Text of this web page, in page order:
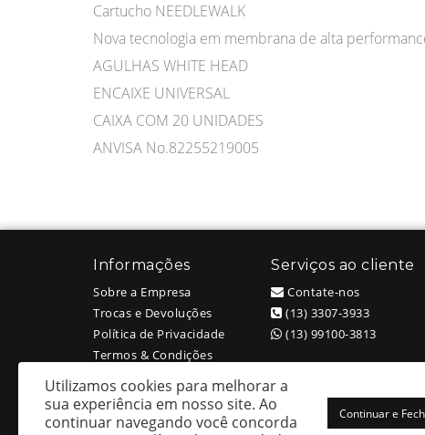
Cartucho NEEDLEWALK
Nova tecnologia em membrana de alta
AGULHAS WHITE HEAD
ENCAIXE UNIVERSAL
CAIXA COM 20 UNIDADES
ANVISA No.82255219005
Informações
Sobre a Empresa
Trocas e Devoluções
Política de Privacidade
Termos & Condições
Serviços ao cliente
Contate-nos
(13) 3307-3933
(13) 99100-3813
White Head Tattoo (Wellington Ricardo Kudlinski EPP) - CNPJ:
Utilizamos cookies para melhorar a
sua experiência em nosso site. Ao
continuar navegando você concorda
Continuar e